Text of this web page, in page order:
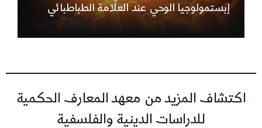
إبستمولوجيا الوحي عند العلّامة الطباطبائي
اكتشاف المزيد من معهد المعارف الحكمية
للدراسات الدينية والفلسفية